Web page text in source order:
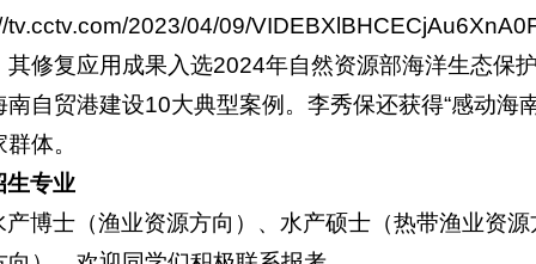
tv.cctv.com/2023/04/09/
其修复应用成果入选2024年自然资源部海洋生态保
南自贸港建设10大典型案例。李秀保还获得“感动
体。
生专业
产博士（渔业资源方向）、水产硕士（热带渔业资